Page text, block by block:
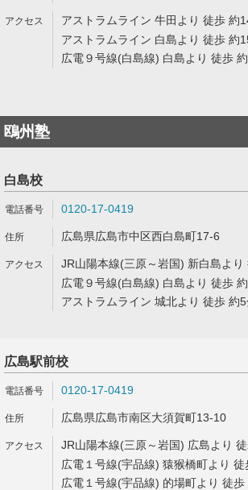
アストラムライン 牛田より 徒歩 約
アストラムライン 白島より 徒歩 約
広電９号線(白島線) 白島より 徒歩
鴎州塾
白島校
0120-17-0419
広島県広島市中区西白島町17-6
JR山陽本線(三原～岩国) 新白島より
広電９号線(白島線) 白島より 徒歩
アストラムライン 城北より 徒歩 約
広島駅前校
0120-17-0419
広島県広島市南区大須賀町13-10
JR山陽本線(三原～岩国) 広島より
広電１号線(宇品線) 猿猴橋町より 徒
広電１号線(宇品線) 的場町より 徒歩